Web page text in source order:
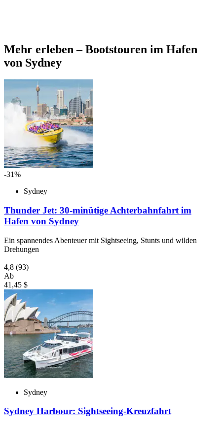
Mehr erleben – Bootstouren im Hafen
von Sydney
-31%
Sydney
Thunder Jet: 30-minütige Achterbahnfahrt im
Hafen von Sydney
Ein spannendes Abenteuer mit Sightseeing, Stunts und wilden
Drehungen
4,8 (93)
Ab
41,45 $
Sydney
Sydney Harbour: Sightseeing-Kreuzfahrt